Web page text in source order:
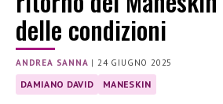
delle condizioni
ANDREA SANNA |24 GIUGNO 2025
DAMIANO DAVID MANESKIN